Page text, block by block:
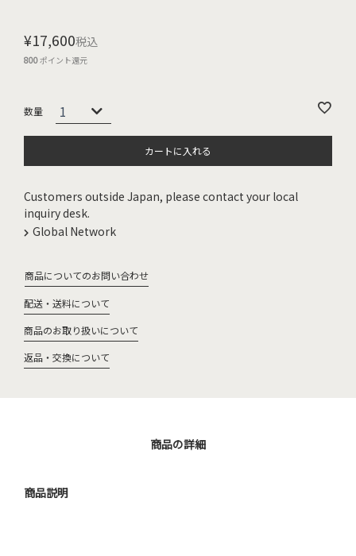
¥17,600税込
800ポイント還元
カートに入れる
Customers outside Japan, please contact your local
inquiry desk.
Global Network
商品についてのお問い合わせ
配送・送料について
商品のお取り扱いについて
返品・交換について
商品の詳細
商品説明